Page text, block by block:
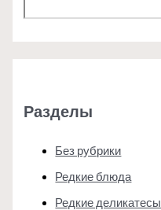
Разделы
Без рубрики
Редкие блюда
Редкие деликатесы